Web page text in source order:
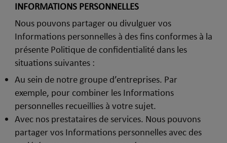
INFORMATIONS PERSONNELLES
Nous pouvons partager ou divulguer vos
Informations personnelles à des fins conformes à la
présente Politique de confidentialité dans les
situations suivantes :
Au sein de notre groupe d’entreprises. Par
exemple, pour combiner les Informations
personnelles recueillies à votre sujet.
Avec nos prestataires de services. Nous pouvons
partager vos Informations personnelles avec des